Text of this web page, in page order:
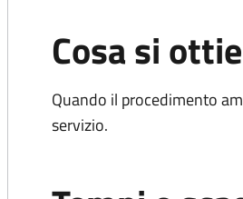
Cosa si
Quando il procedimento
servizio.